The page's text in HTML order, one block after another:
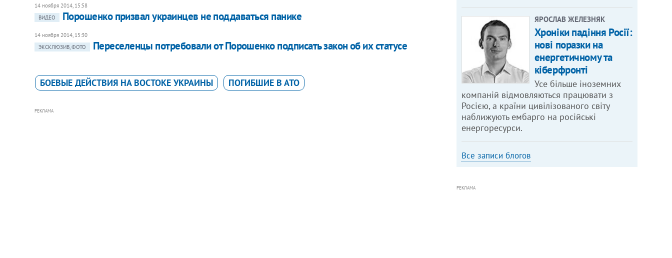
14 ноября 2014, 15:58
ВИДЕО
Порошенко призвал украинцев не поддаваться панике
14 ноября 2014, 15:30
ЭКСКЛЮЗИВ, ФОТО
Переселенцы потребовали от Порошенко подписать закон об их статусе
БОЕВЫЕ ДЕЙСТВИЯ НА ВОСТОКЕ УКРАИНЫ ПОГИБШИЕ В АТО
РЕКЛАМА
ЯРОСЛАВ ЖЕЛЕЗНЯК
Хроніки падіння Росії:
нові поразки на
енергетичному та
кіберфронті
Усе більше іноземних
компаній відмовляються працювати з
Росією, а країни цивілізованого світу
наближують ембарго на російські
енергоресурси.
Все записи блогов
РЕКЛАМА